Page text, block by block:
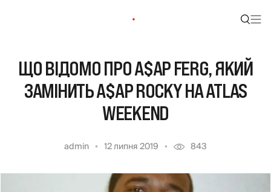
ЩО ВІДОМО ПРО A$AP FERG, ЯКИЙ
ЗАМІНИТЬ A$AP ROCKY НА ATLAS
WEEKEND
admin 12 липня 2019 843